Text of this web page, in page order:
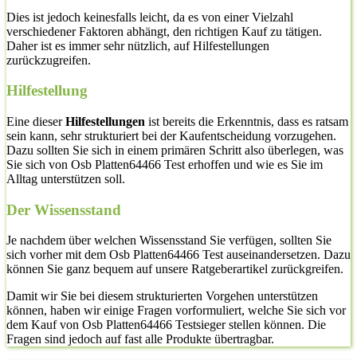
Dies ist jedoch keinesfalls leicht, da es von einer Vielzahl
verschiedener Faktoren abhängt, den richtigen Kauf zu tätigen.
Daher ist es immer sehr nützlich, auf Hilfestellungen
zurückzugreifen.
Hilfestellung
Eine dieserHilfestellungen ist bereits die Erkenntnis, dass es ratsam
sein kann, sehr strukturiert bei der Kaufentscheidung vorzugehen.
Dazu sollten Sie sich in einem primären Schritt also überlegen, was
Sie sich von Osb Platten64466 Test erhoffen und wie es Sie im
Alltag unterstützen soll.
Der Wissensstand
Je nachdem über welchen Wissensstand Sie verfügen, sollten Sie
sich vorher mit dem Osb Platten64466 Test auseinandersetzen. Dazu
können Sie ganz bequem auf unsere Ratgeberartikel zurückgreifen.
Damit wir Sie bei diesem strukturierten Vorgehen unterstützen
können, haben wir einige Fragen vorformuliert, welche Sie sich vor
dem Kauf von Osb Platten64466 Testsieger stellen können. Die
Fragen sind jedoch auf fast alle Produkte übertragbar.